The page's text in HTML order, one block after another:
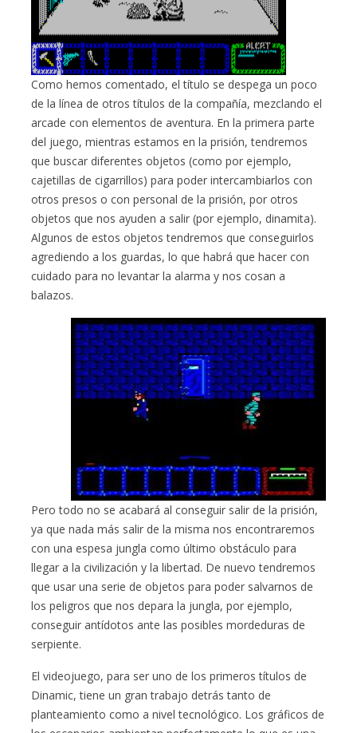
Como hemos comentado, el título se despega un poco
de la línea de otros títulos de la compañía, mezclando el
arcade con elementos de aventura. En la primera parte
del juego, mientras estamos en la prisión, tendremos
que buscar diferentes objetos (como por ejemplo,
cajetillas de cigarrillos) para poder intercambiarlos con
otros presos o con personal de la prisión, por otros
objetos que nos ayuden a salir (por ejemplo, dinamita).
Algunos de estos objetos tendremos que conseguirlos
agrediendo a los guardas, lo que habrá que hacer con
cuidado para no levantar la alarma y nos cosan a
balazos.
Pero todo no se acabará al conseguir salir de la prisión,
ya que nada más salir de la misma nos encontraremos
con una espesa jungla como último obstáculo para
llegar a la civilización y la libertad. De nuevo tendremos
que usar una serie de objetos para poder salvarnos de
los peligros que nos depara la jungla, por ejemplo,
conseguir antídotos ante las posibles mordeduras de
serpiente.
El videojuego, para ser uno de los primeros títulos de
Dinamic, tiene un gran trabajo detrás tanto de
planteamiento como a nivel tecnológico. Los gráficos de